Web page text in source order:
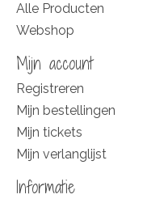
Alle Producten
Webshop
Mijn account
Registreren
Mijn bestellingen
Mijn tickets
Mijn verlanglijst
Informatie